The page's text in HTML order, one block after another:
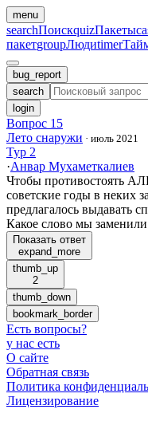
menu
searchПоискquizПакеты
пакетgroupЛюдиtimer
bug_report
search
login
Вопрос 15
Лето снаружи · июль 2021
Тур 2
·Анвар Мухаметкалиев
Чтобы противостоять
советские годы в неких
предлагалось выдавать
Какое слово мы
Показать ответ
expand_more
thumb_up
2
thumb_down
bookmark_border
Есть вопросы?
у нас есть
О сайте
Обратная связь
Политика
Лицензирование